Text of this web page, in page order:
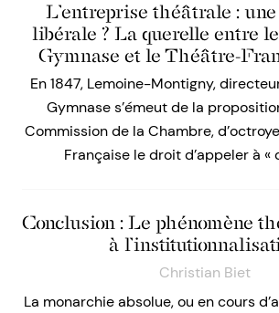
L’entreprise théâtrale :
libérale ? La querelle entre
Gymnase et le Théâtre-
En 1847, Lemoine-Montigny,
Gymnase s’émeut de la
Commission de la Chambre,
Française le droit d’appeler à «
Conclusion : Le phénomène
à
Christian Biet
La monarchie absolue, ou en cours